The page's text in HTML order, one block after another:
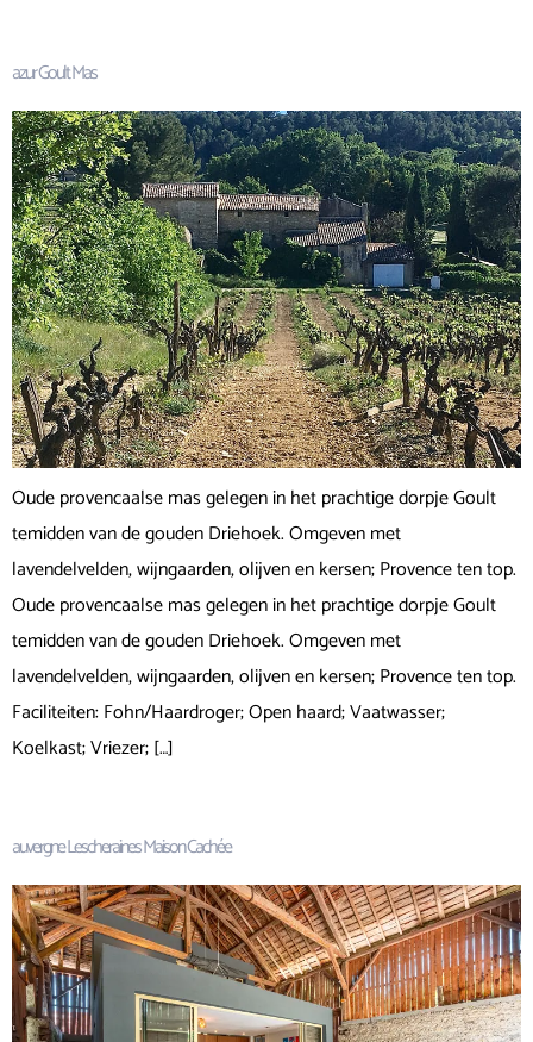
azur Goult Mas
Oude provencaalse mas gelegen in het prachtige dorpje Goult
temidden van de gouden Driehoek. Omgeven met
lavendelvelden, wijngaarden, olijven en kersen; Provence ten top.
Oude provencaalse mas gelegen in het prachtige dorpje Goult
temidden van de gouden Driehoek. Omgeven met
lavendelvelden, wijngaarden, olijven en kersen; Provence ten top.
Faciliteiten: Fohn/Haardroger; Open haard; Vaatwasser;
Koelkast; Vriezer; […]
auvergne Lescheraines Maison Cachée